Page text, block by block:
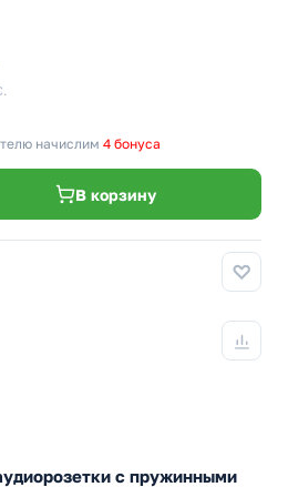
начислим 4 бонуса
В корзину
с пружинными